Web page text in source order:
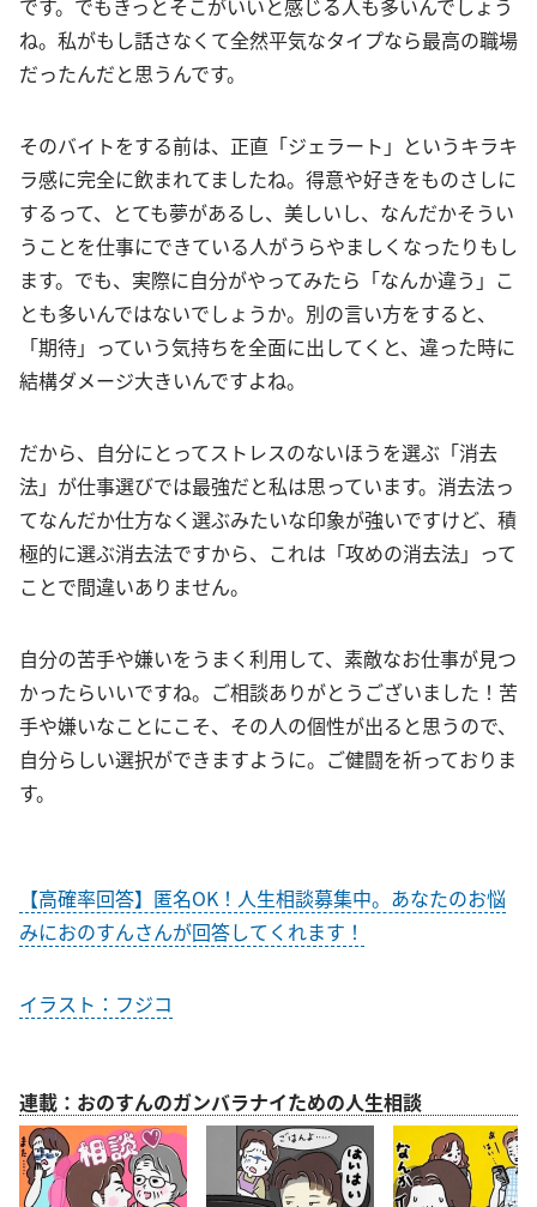
ね。私がもし話さなくて全然平気なタイプなら最高の職場
だったんだと思うんです。
そのバイトをする前は、正直「ジェラート」というキラキ
ラ感に完全に飲まれてましたね。得意や好きをものさしに
するって、とても夢があるし、美しいし、なんだかそうい
うことを仕事にできている人がうらやましくなったりもし
ます。でも、実際に自分がやってみたら「なんか違う」こ
とも多いんではないでしょうか。別の言い方をすると、
「期待」っていう気持ちを全面に出してくと、違った時に
結構ダメージ大きいんですよね。
だから、自分にとってストレスのないほうを選ぶ「消去
法」が仕事選びでは最強だと私は思っています。消去法っ
てなんだか仕方なく選ぶみたいな印象が強いですけど、積
極的に選ぶ消去法ですから、これは「攻めの消去法」って
ことで間違いありません。
自分の苦手や嫌いをうまく利用して、素敵なお仕事が見つ
かったらいいですね。ご相談ありがとうございました！苦
手や嫌いなことにこそ、その人の個性が出ると思うので、
自分らしい選択ができますように。ご健闘を祈っておりま
す。
【高確率回答】匿名OK！人生相談募集中。あなたのお悩
みにおのすんさんが回答してくれます！
イラスト：フジコ
連載：おのすんのガンバラナイための人生相談